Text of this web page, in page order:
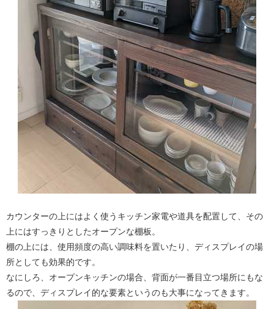
カウンターの上にはよく使うキッチン家電や道具を配置して、その
上にはすっきりとしたオープンな棚板。
棚の上には、使用頻度の高い調味料を置いたり、ディスプレイの場
所としても効果的です。
なにしろ、オープンキッチンの場合、背面が一番目立つ場所にもな
るので、ディスプレイ的な要素というのも大事になってきます。